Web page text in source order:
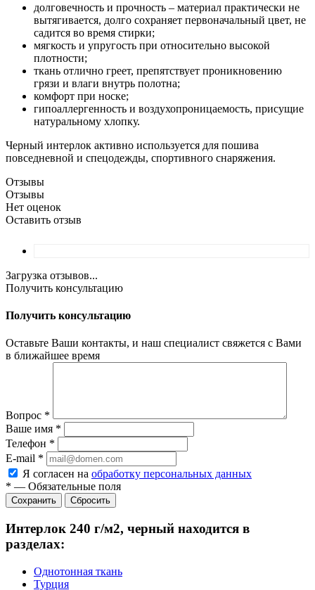
долговечность и прочность – материал практически не
вытягивается, долго сохраняет первоначальный цвет, не
садится во время стирки;
мягкость и упругость при относительно высокой
плотности;
ткань отлично греет, препятствует проникновению
грязи и влаги внутрь полотна;
комфорт при носке;
гипоаллергенность и воздухопроницаемость, присущие
натуральному хлопку.
Черный интерлок активно используется для пошива
повседневной и спецодежды, спортивного снаряжения.
Отзывы
Отзывы
Нет оценок
Оставить отзыв
Загрузка отзывов...
Получить консультацию
Получить консультацию
Оставьте Ваши контакты, и наш специалист свяжется с Вами
в ближайшее время
Вопрос *
Ваше имя *
Телефон *
E-mail *
Я согласен на обработку персональных данных
* — Обязательные поля
Сбросить
Интерлок 240 г/м2, черный находится в
разделах:
Однотонная ткань
Турция